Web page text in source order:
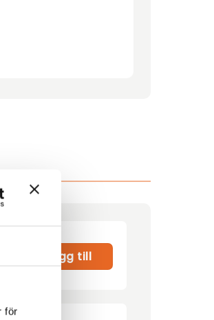
för
Lägg till